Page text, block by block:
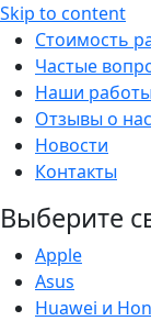
Skip to content
Стоимость
Частые
Наши работы
Отзывы о нас
Новости
Контакты
Выберите
Apple
Asus
Huawei и